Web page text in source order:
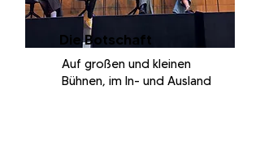
Die Botschaft
Auf großen und kleinen
Bühnen, im In- und Ausland